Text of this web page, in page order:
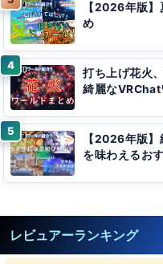
【2026年版
め
打ち上げ花火
綺麗なVRChat
【2026年版
を味わえるお
レビュアーランキング